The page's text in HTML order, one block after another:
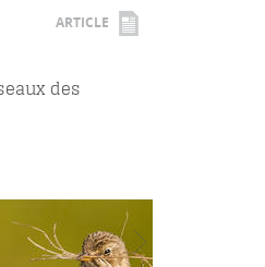
ARTICLE
des